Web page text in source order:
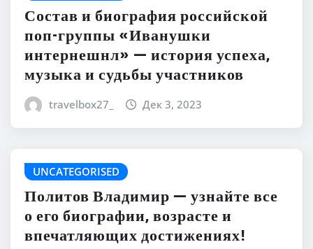
Состав и биография российской
поп-группы «Иванушки
интернешнл» — история успеха,
музыка и судьбы участников
travelbox27_ Дек 3, 2023
UNCATEGORISED
Политов Владимир — узнайте все
о его биографии, возрасте и
впечатляющих достижениях!